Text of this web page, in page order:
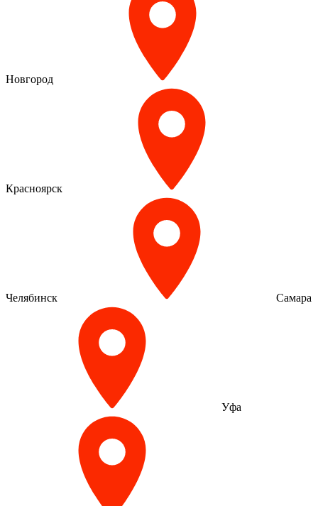
Новгород
Красноярск
Челябинск Самара
Уфа